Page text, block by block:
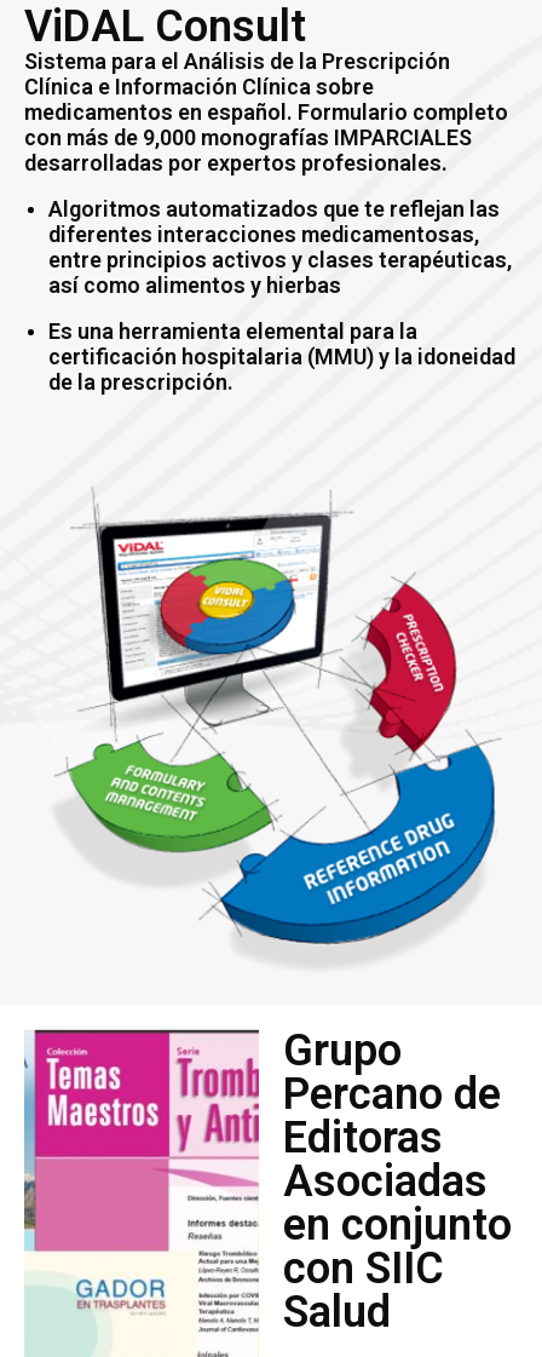
ViDAL Consult
Sistema para el Análisis de la Prescripción
Clínica e Información Clínica sobre
medicamentos en español. Formulario completo
con más de 9,000 monografías IMPARCIALES
desarrolladas por expertos profesionales.
Algoritmos automatizados que te reflejan las
diferentes interacciones medicamentosas,
entre principios activos y clases terapéuticas,
así como alimentos y hierbas
Es una herramienta elemental para la
certificación hospitalaria (MMU) y la idoneidad
de la prescripción.
Grupo
Percano de
Editoras
Asociadas
en conjunto
con SIIC
Salud